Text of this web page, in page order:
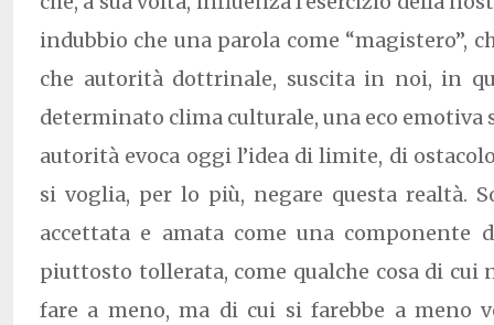
indubbio che una parola come “magistero”,
che autorità dottrinale, suscita in noi, in
determinato clima culturale, una eco emotiva
autorità evoca oggi l’idea di limite, di
si voglia, per lo più, negare questa realtà.
accettata e amata come una componente
piuttosto tollerata, come qualche cosa di cui
fare a meno, ma di cui si farebbe a meno